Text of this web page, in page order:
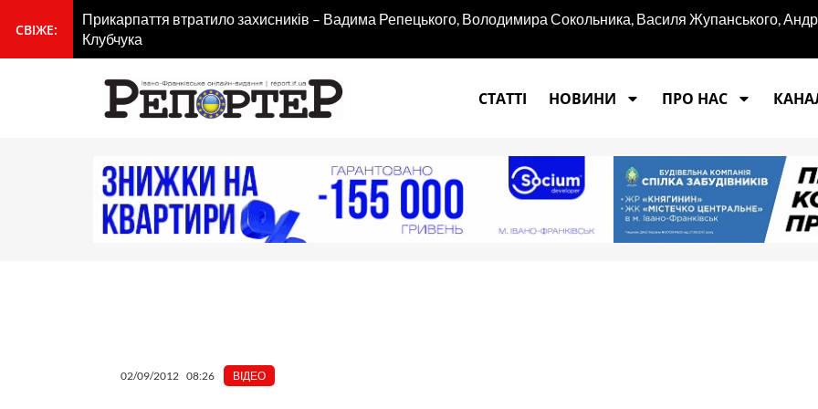
вмісту
вмісту
СВІЖЕ:
Прикарпаття втратило захисників – Вадима Репецького, Володимира Сокольника, Василя Жупанського,
Клубчука
СТАТТІ НОВИНИ ПРО НАС
02/09/2012 08:26 ВІДЕО